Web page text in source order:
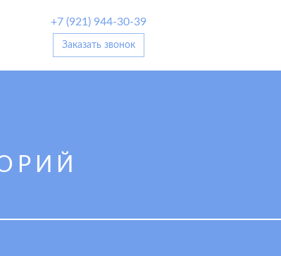
+7 (921) 944-30-39
Заказать звонок